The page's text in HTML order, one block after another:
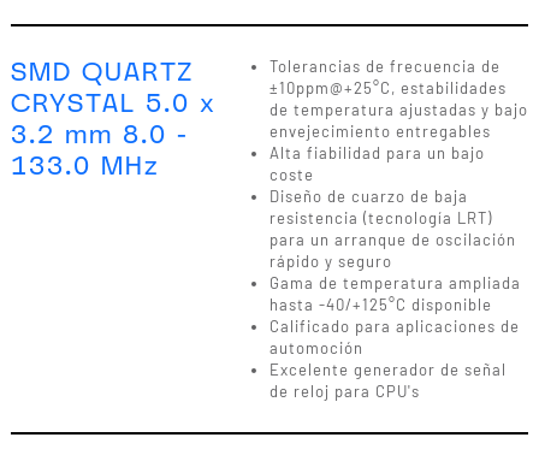
SMD QUARTZ
CRYSTAL 5.0 x
3.2 mm 8.0 -
133.0 MHz
Tolerancias de frecuencia de
±10ppm@+25°C, estabilidades
de temperatura ajustadas y bajo
envejecimiento entregables
Alta fiabilidad para un bajo
coste
Diseño de cuarzo de baja
resistencia (tecnología LRT)
para un arranque de oscilación
rápido y seguro
Gama de temperatura ampliada
hasta -40/+125°C disponible
Calificado para aplicaciones de
automoción
Excelente generador de señal
de reloj para CPU's